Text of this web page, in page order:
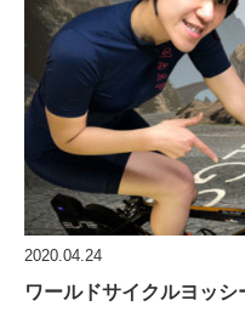
2020.04.24
ワールドサイクルヨッ